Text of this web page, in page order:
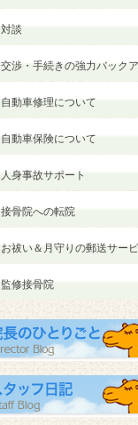
対談
交渉・手続きの強力バック
自動車修理について
自動車保険について
人身事故サポート
接骨院への転院
お祓い＆月守りの郵送サー
監修接骨院